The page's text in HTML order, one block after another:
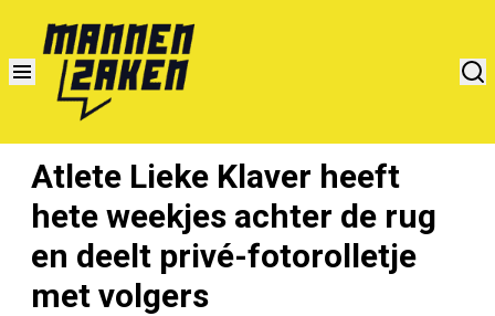
Atlete Lieke Klaver heeft
hete weekjes achter de rug
en deelt privé-fotorolletje
met volgers